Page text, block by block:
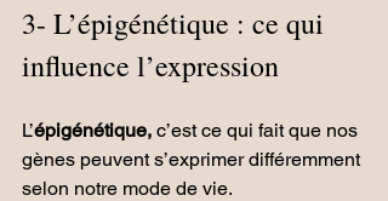
3- L’épigénétique : ce qui
influence l’expression
L’épigénétique, c’est ce qui fait que nos
gènes peuvent s’exprimer différemment
selon notre mode de vie.